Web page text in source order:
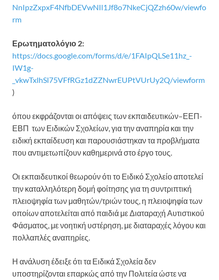
NnIpzZxpxF4NfbDEVwNIl1Jf8o7NkeCjQZzh60w/viewfo
rm
Ερωτηματολόγιο 2:
https://docs.google.com/forms/d/e/1FAIpQLSe11hz_-
IW1g-
_vkwTxlhSl75VFfRGz1dZZNwrEUPtVUrUy2Q/viewform
)
όπου εκφράζονται οι απόψεις των εκπαιδευτικών–ΕΕΠ-
ΕΒΠ των Ειδικών Σχολείων, για την αναπηρία και την
ειδική εκπαίδευση και παρουσιάστηκαν τα προβλήματα
που αντιμετωπίζουν καθημερινά στο έργο τους.
Οι εκπαιδευτικοί θεωρούν ότι το Ειδικό Σχολείο αποτελεί
την καταλληλότερη δομή φοίτησης για τη συντριπτική
πλειοψηφία των μαθητών/τριών τους, η πλειοψηφία των
οποίων αποτελείται από παιδιά με Διαταραχή Αυτιστικού
Φάσματος, με νοητική υστέρηση, με διαταραχές λόγου και
πολλαπλές αναπηρίες.
Η ανάλυση έδειξε ότι τα Ειδικά Σχολεία δεν
υποστηρίζονται επαρκώς από την Πολιτεία ώστε να